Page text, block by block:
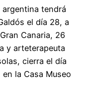
tendrá
el día 28, a
Canaria, 26
y arteterapeuta
cierra el día
la Casa Museo